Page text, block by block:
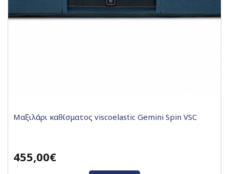
Μαξιλάρι καθίσματος viscoelastic Gemini Spin VSC
455,00€